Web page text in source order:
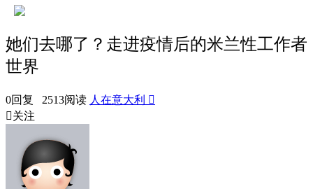
她们去哪了？走进疫情后的米兰性工作者
世界
0回复 2513阅读 人在意大利 
关注